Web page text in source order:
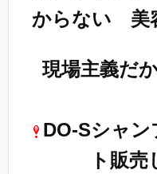
からない 美
現場主義だ
DO-Sシャ
ト販